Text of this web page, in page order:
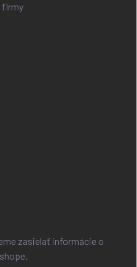
firmy
zasielať informácie o